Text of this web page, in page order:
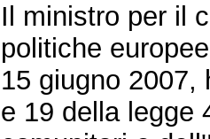
Il ministro per il
politiche
15 giugno
e 19 della legge